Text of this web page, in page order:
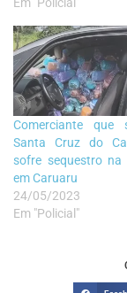
Comerciante que
Santa Cruz do
sofre sequestro na
em Caruaru
24/05/2023
Em "Policial"